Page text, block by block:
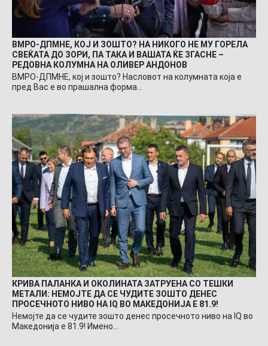
ВМРО-ДПМНЕ, КОЈ И ЗОШТО? НА НИКОГО НЕ МУ ГОРЕЛА
СВЕЌАТА ДО ЗОРИ, ПА ТАКА И ВАШАТА ЌЕ ЗГАСНЕ –
РЕДОВНА КОЛУМНА НА ОЛИВЕР АНДОНОВ
ВМРО-ДПМНЕ, кој и зошто? Насловот на колумната која е
пред Вас е во прашална форма…
КРИВА ПАЛАНКА И ОКОЛИНАТА ЗАТРУЕНА СО ТЕШКИ
МЕТАЛИ: НЕМОЈТЕ ДА СЕ ЧУДИТЕ ЗОШТО ДЕНЕС
ПРОСЕЧНОТО НИВО НА IQ ВО МАКЕДОНИЈА Е 81.9!
Немојте да се чудите зошто денес просечното ниво на IQ во
Македонија е 81.9! Имено…